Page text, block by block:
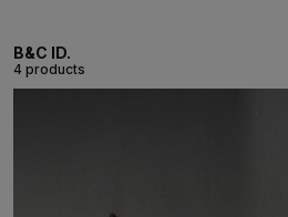
B&C ID.
4 products